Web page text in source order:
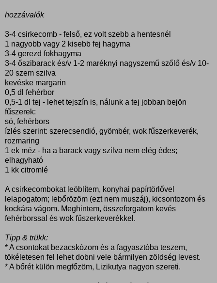
hozzávalók
3-4 csirkecomb - felső, ez volt szebb a hentesnél
1 nagyobb vagy 2 kisebb fej hagyma
3-4 gerezd fokhagyma
3-4 őszibarack és/v 1-2 maréknyi nagyszemű szőlő és/v 10-
20 szem szilva
kevéske margarin
0,5 dl fehérbor
0,5-1 dl tej - lehet tejszín is, nálunk a tej jobban bejön
fűszerek:
só, fehérbors
ízlés szerint: szerecsendió, gyömbér, wok fűszerkeverék,
rozmaring
1 ek méz - ha a barack vagy szilva nem elég édes;
elhagyható
1 kk citromlé
A csirkecombokat leöblítem, konyhai papírtörlővel
lelapogatom; lebőrözöm (ezt nem muszáj), kicsontozom és
kockára vágom. Meghintem, összeforgatom kevés
fehérborssal és wok fűszerkeverékkel.
Tipp & trükk:
* A csontokat bezacskózom és a fagyasztóba teszem,
tökéletesen fel lehet dobni vele bármilyen zöldség levest.
* A bőrét külön megfőzöm, Lizikutya nagyon szereti.